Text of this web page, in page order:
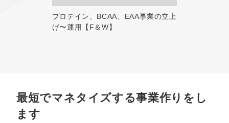
プロテイン、BCAA、EAA事業の立上
げ〜運用【F＆W】
最短でマネタイズする事業作りをし
ます